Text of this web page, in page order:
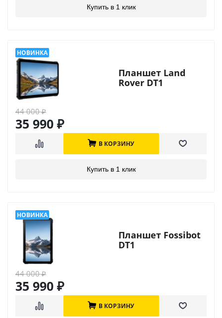
Купить в 1 клик
Планшет Land
Rover DT1
44 000₽
35 990 ₽
В КОРЗИНУ
Купить в 1 клик
Планшет Fossibot
DT1
44 000₽
35 990 ₽
В КОРЗИНУ